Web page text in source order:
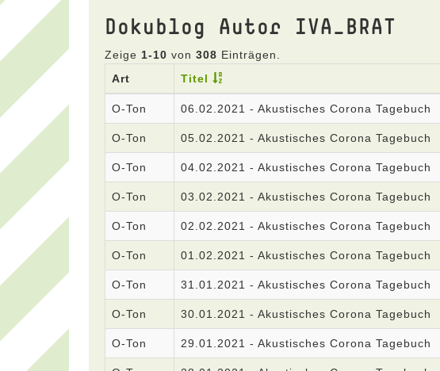
Dokublog Autor IVA_BRAT
Zeige 1-10 von 308 Einträgen.
Art
Titel
O-Ton 06.02.2021 - Akustisches Corona Tagebuch
O-Ton 05.02.2021 - Akustisches Corona Tagebuch
O-Ton 04.02.2021 - Akustisches Corona Tagebuch
O-Ton 03.02.2021 - Akustisches Corona Tagebuch
O-Ton 02.02.2021 - Akustisches Corona Tagebuch
O-Ton 01.02.2021 - Akustisches Corona Tagebuch
O-Ton 31.01.2021 - Akustisches Corona Tagebuch
O-Ton 30.01.2021 - Akustisches Corona Tagebuch
O-Ton 29.01.2021 - Akustisches Corona Tagebuch